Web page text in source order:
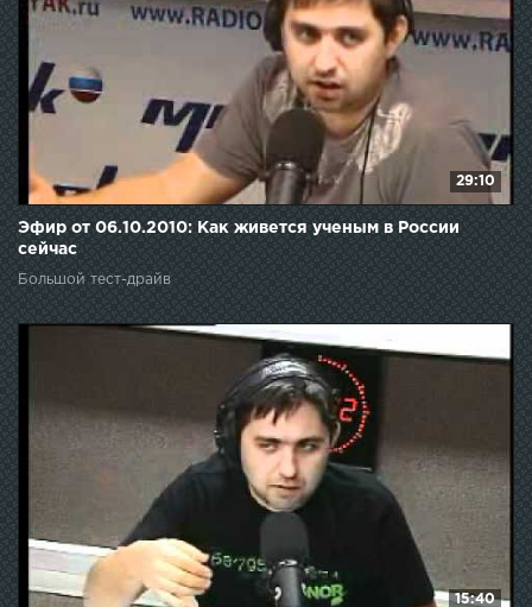
29:10
Эфир от 06.10.2010: Как живется ученым в России
сейчас
Большой тест-драйв
15:40